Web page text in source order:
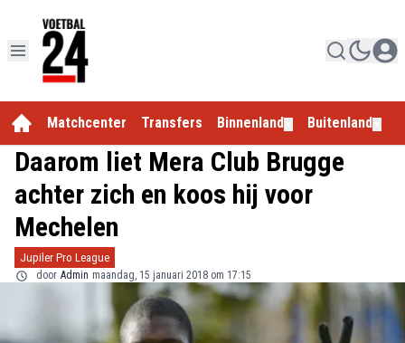
Matchcenter Transfers Binnenland Buitenland
Daarom liet Mera Club Brugge
achter zich en koos hij voor
Mechelen
Jupiler Pro League
door Admin maandag, 15 januari 2018 om 17:15